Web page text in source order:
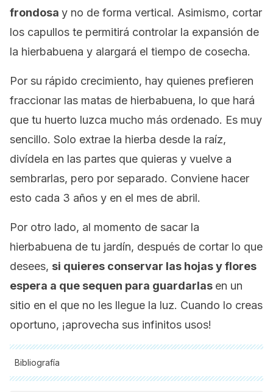
frondosa y no de forma vertical. Asimismo, cortar
los capullos te permitirá controlar la expansión de
la hierbabuena y alargará el tiempo de cosecha.
Por su rápido crecimiento, hay quienes prefieren
fraccionar las matas de hierbabuena, lo que hará
que tu huerto luzca mucho más ordenado. Es muy
sencillo. Solo extrae la hierba desde la raíz,
divídela en las partes que quieras y vuelve a
sembrarlas, pero por separado. Conviene hacer
esto cada 3 años y en el mes de abril.
Por otro lado, al momento de sacar la
hierbabuena de tu jardín, después de cortar lo que
desees, si quieres conservar las hojas y flores
espera a que sequen para guardarlas en un
sitio en el que no les llegue la luz. Cuando lo creas
oportuno, ¡aprovecha sus infinitos usos!
Bibliografía
Todas las fuentes citadas fueron revisadas a profundidad por